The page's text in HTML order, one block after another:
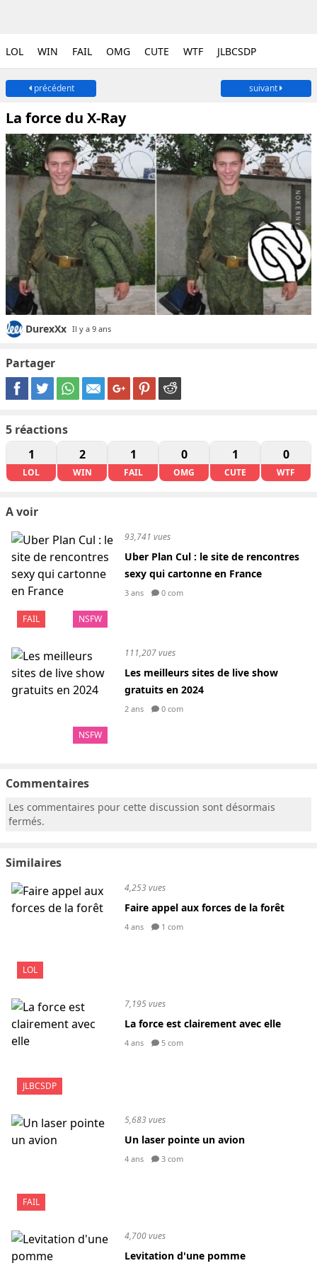
LOL WIN FAIL OMG CUTE WTF JLBCSDP
précédent suivant
La force du X-Ray
DurexXx Il y a 9 ans
Partager
5 réactions
1
LOL
2
WIN
1
FAIL
0
OMG
1
CUTE
0
WTF
A voir
FAIL NSFW
93,741 vues
Uber Plan Cul : le site de rencontres
sexy qui cartonne en France
3 ans 0 com
NSFW
111,207 vues
Les meilleurs sites de live show
gratuits en 2024
2 ans 0 com
Commentaires
Les commentaires pour cette discussion sont désormais
fermés.
Similaires
LOL
4,253 vues
Faire appel aux forces de la forêt
4 ans 1 com
JLBCSDP
7,195 vues
La force est clairement avec elle
4 ans 5 com
FAIL
5,683 vues
Un laser pointe un avion
4 ans 3 com
4,700 vues
Levitation d'une pomme